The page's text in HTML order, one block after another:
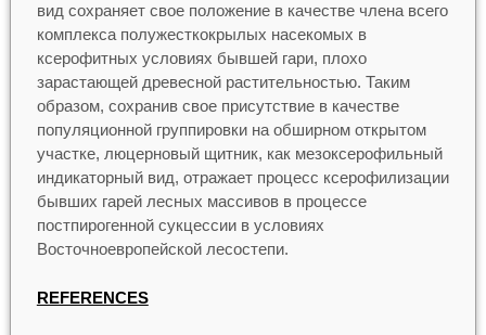
вид сохраняет свое положение в качестве члена всего
комплекса полужесткокрылых насекомых в
ксерофитных условиях бывшей гари, плохо
зарастающей древесной растительностью. Таким
образом, сохранив свое присутствие в качестве
популяционной группировки на обширном открытом
участке, люцерновый щитник, как мезоксерофильный
индикаторный вид, отражает процесс ксерофилизации
бывших гарей лесных массивов в процессе
постпирогенной сукцессии в условиях
Восточноевропейской лесостепи.
REFERENCES